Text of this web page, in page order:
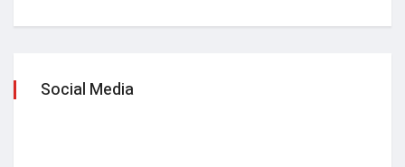
Social Media